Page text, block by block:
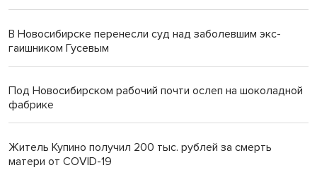
В Новосибирске перенесли суд над заболевшим экс-
гаишником Гусевым
Под Новосибирском рабочий почти ослеп на шоколадной
фабрике
Житель Купино получил 200 тыс. рублей за смерть
матери от COVID-19